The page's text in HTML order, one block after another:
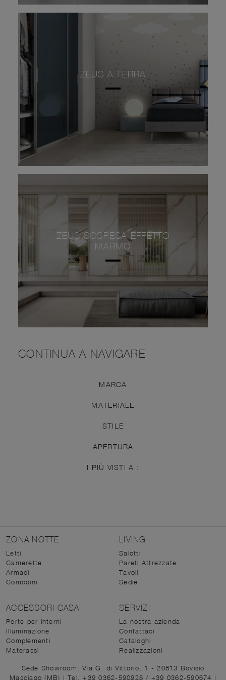
ZEUS A TERRA
ZEUS SOSPESA EFFETTO
MARMO
CONTINUA A NAVIGARE
MARCA
MATERIALE
STILE
APERTURA
I PIÙ VISTI A :
ZONA NOTTE
Letti
Camerette
Armadi
Comodini
LIVING
Salotti
Pareti Attrezzate
Tavoli
Sedie
ACCESSORI CASA
Porte per interni
Illuminazione
Complementi
Materassi
SERVIZI
La nostra azienda
Contattaci
Cataloghi
Realizzazioni
Sede Showroom: Via G. di Vittorio, 1 - 20813 Bovisio
Masciago (MB) | Tel. +39 0362-590928/ +39 0362-590674 |